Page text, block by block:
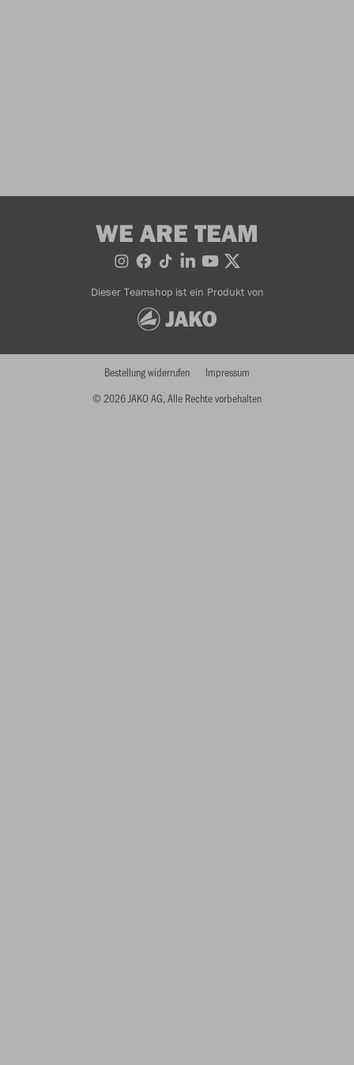
WE ARE TEAM
Dieser Teamshop ist ein Produkt von
© 2026 JAKO AG, Alle Rechte vorbehalten
Bestellung widerrufen Impressum